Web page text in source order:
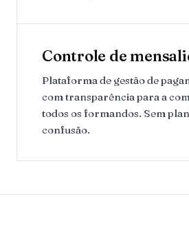
Controle de
Plataforma de gestão de
com transparência para a
todos os formandos. Sem
confusão.